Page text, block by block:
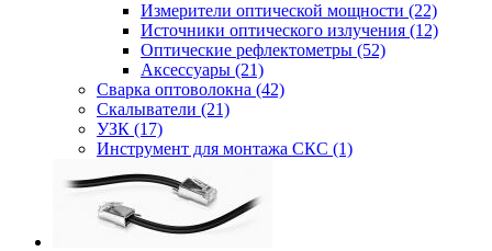
Измерители оптической мощности (22)
Источники оптического излучения (12)
Оптические рефлектометры (52)
Аксессуары (21)
Сварка оптоволокна (42)
Скалыватели (21)
УЗК (17)
Инструмент для монтажа СКС (1)